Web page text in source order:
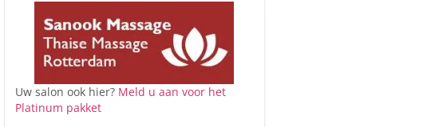
Uw salon ook hier? Meld u aan voor het
Platinum pakket